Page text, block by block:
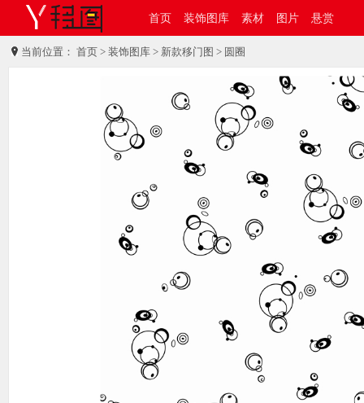
首页 装饰图库 素材 图片 悬赏
当前位置： 首页 > 装饰图库 > 新款移门图 > 圆圈